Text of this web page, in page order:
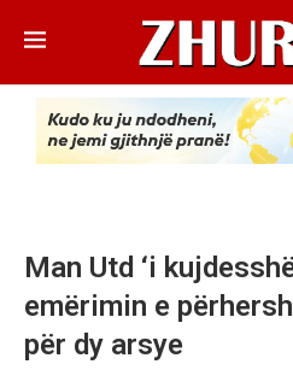
Man Utd ‘i
emërimin e
për dy arsye